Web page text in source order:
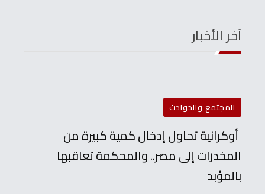
آخر الأخبار
المجتمع والحوادث
أوكرانية تحاول إدخال كمية كبيرة من
المخدرات إلى مصر.. والمحكمة تعاقبها
بالمؤبد